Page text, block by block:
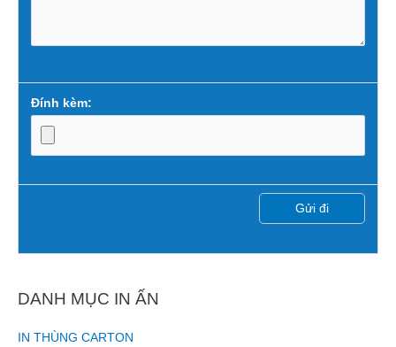
Đính kèm:
DANH MỤC IN ẤN
IN THÙNG CARTON